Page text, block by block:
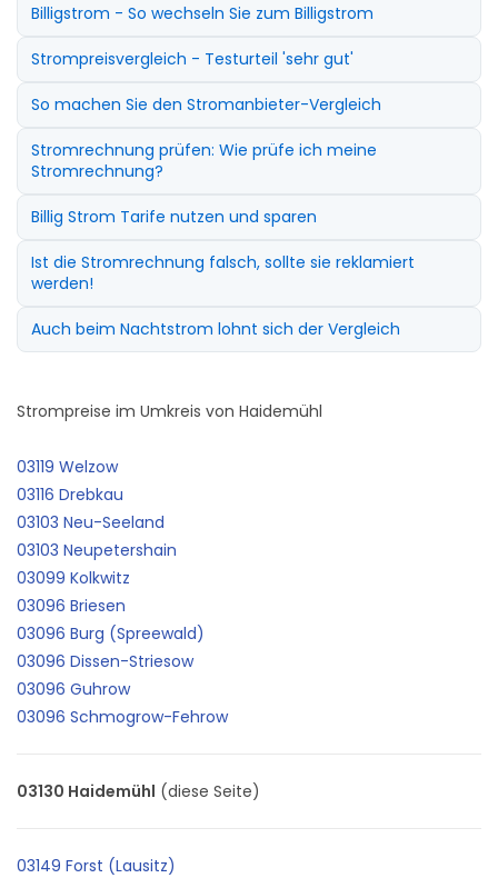
Billigstrom - So wechseln Sie zum Billigstrom
Strompreisvergleich - Testurteil 'sehr gut'
So machen Sie den Stromanbieter-Vergleich
Stromrechnung prüfen: Wie prüfe ich meine
Stromrechnung?
Billig Strom Tarife nutzen und sparen
Ist die Stromrechnung falsch, sollte sie reklamiert
werden!
Auch beim Nachtstrom lohnt sich der Vergleich
Strompreise im Umkreis von Haidemühl
03119 Welzow
03116 Drebkau
03103 Neu-Seeland
03103 Neupetershain
03099 Kolkwitz
03096 Briesen
03096 Burg (Spreewald)
03096 Dissen-Striesow
03096 Guhrow
03096 Schmogrow-Fehrow
03130 Haidemühl (diese Seite)
03149 Forst (Lausitz)